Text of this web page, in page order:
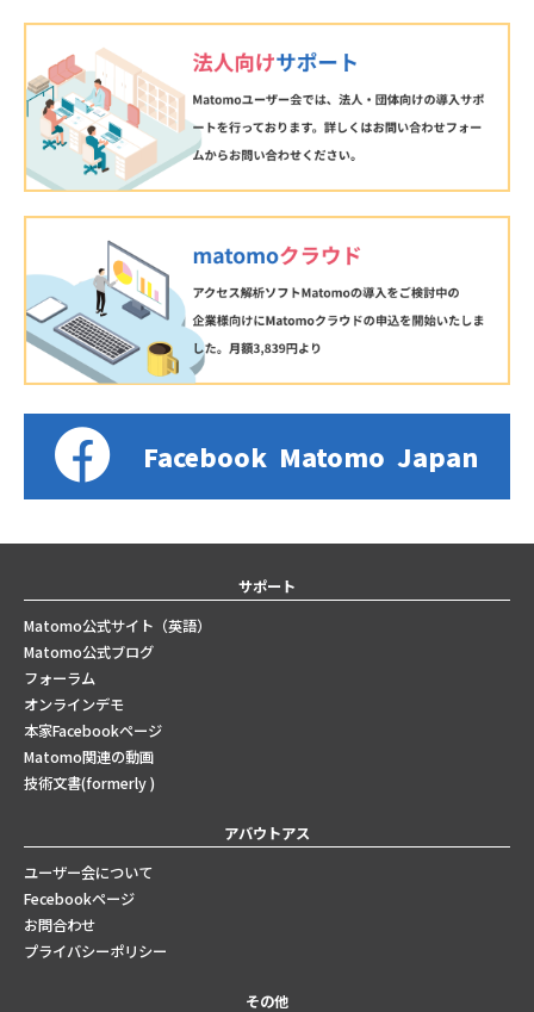
Facebook Matomo Japan
サポート
Matomo公式サイト（英語）
Matomo公式ブログ
フォーラム
オンラインデモ
本家Facebookページ
Matomo関連の動画
技術文書(formerly )
アバウトアス
ユーザー会について
Fecebookページ
お問合わせ
プライバシーポリシー
その他